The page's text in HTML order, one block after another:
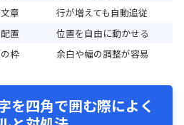
章
行が増えても自動追従
置
位置を自由に動かせる
枠 余白や幅の調整が容易
を四角で囲む際によく